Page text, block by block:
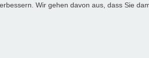
Wir gehen davon aus, dass Sie